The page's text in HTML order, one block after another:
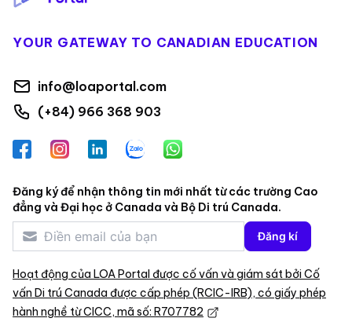
YOUR GATEWAY TO CANADIAN EDUCATION
info@loaportal.com
(+84) 966 368 903
FacebookInstagramLinkedInZalo WhatsApp
Đăng ký để nhận thông tin mới nhất từ các trường Cao
đẳng và Đại học ở Canada và Bộ Di trú Canada.
Đăng kí
Hoạt động của LOA Portal được cố vấn và giám sát bởi Cố
vấn Di trú Canada được cấp phép (RCIC-IRB), có giấy phép
hành nghề từ CICC, mã số: R707782